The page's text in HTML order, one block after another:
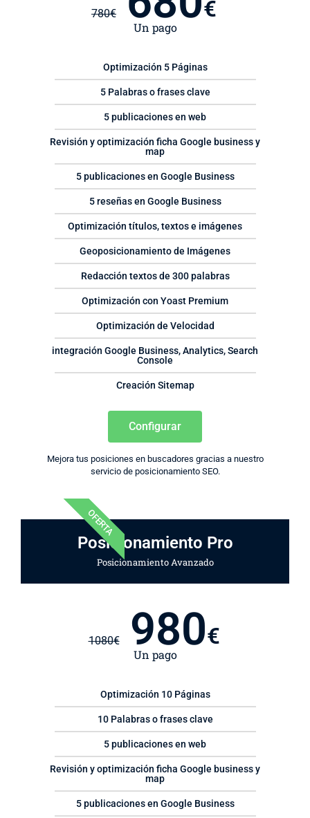
780€ €
Un pago
Optimización 5 Páginas
5 Palabras o frases clave
5 publicaciones en web
Revisión y optimización ficha Google business y
map
5 publicaciones en Google Business
5 reseñas en Google Business
Optimización títulos, textos e imágenes
Geoposicionamiento de Imágenes
Redacción textos de 300 palabras
Optimización con Yoast Premium
Optimización de Velocidad
integración Google Business, Analytics, Search
Console
Creación Sitemap
Configurar
Mejora tus posiciones en buscadores gracias a nuestro
servicio de posicionamiento SEO.
OFERTA
Posicionamiento Pro
Posicionamiento Avanzado
1080€ 980€
Un pago
Optimización 10 Páginas
10 Palabras o frases clave
5 publicaciones en web
Revisión y optimización ficha Google business y
map
5 publicaciones en Google Business